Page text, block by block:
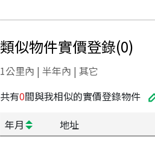
類似物件實價登錄(0)
1公里內 | 半年內 | 其它
共有0間與我相似的實價登錄物件
年月
地址